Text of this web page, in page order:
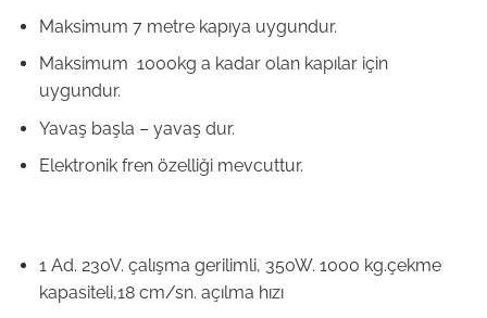
Maksimum 7 metre kapıya uygundur.
Maksimum 1000kg a kadar olan kapılar için
uygundur.
Yavaş başla – yavaş dur.
Elektronik fren özelliği mevcuttur.
1 Ad. 230V. çalışma gerilimli, 350W. 1000 kg.çekme
kapasiteli,18 cm/sn. açılma hızı